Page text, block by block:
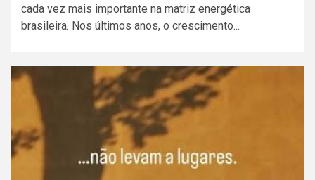
cada vez mais importante na matriz energética
brasileira. Nos últimos anos, o crescimento...